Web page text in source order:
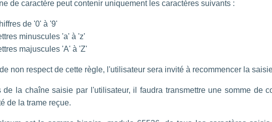
de caractère peut contenir uniquement les caractères suivants :
de '0' à '9'
minuscules 'a' à 'z'
majuscules 'A' à 'Z'
non respect de cette règle, l'utilisateur sera invité à recommencer la
de la chaîne saisie par l'utilisateur, il faudra transmettre une somme de
de la trame reçue.